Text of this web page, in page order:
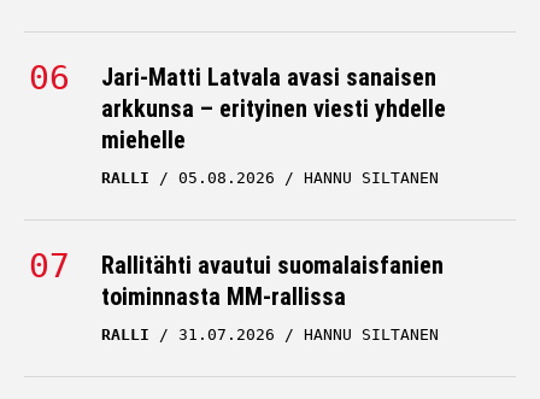
Jari-Matti Latvala avasi sanaisen
arkkunsa – erityinen viesti yhdelle
miehelle
RALLI 05.08.2026 HANNU SILTANEN
Rallitähti avautui suomalaisfanien
toiminnasta MM-rallissa
RALLI 31.07.2026 HANNU SILTANEN